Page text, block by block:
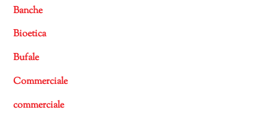
Banche
Bioetica
Bufale
Commerciale
commerciale